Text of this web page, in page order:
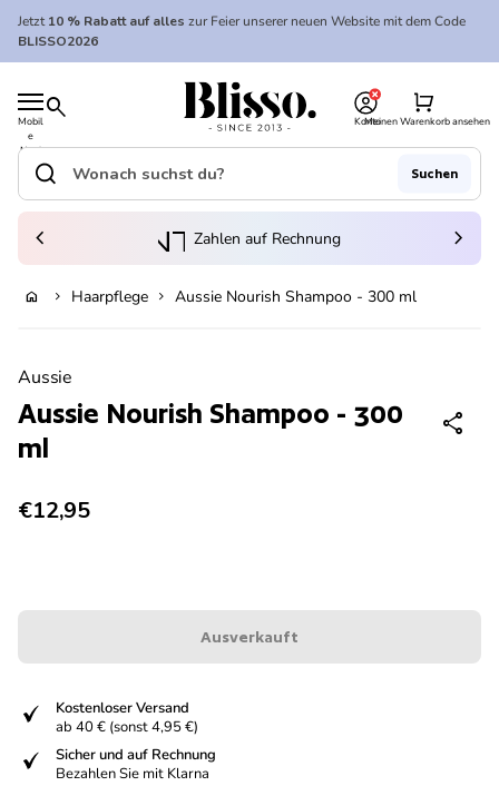
Ausverkauft
Zum Inhalt springen
Jetzt10 % Rabatt auf alles zur Feier unserer neuen Website mit dem Code
BLISSO2026
Mobil
e
Navi
gatio
search
Startseite
Konto
Meinen Warenkorb ansehen
shopping_cart
Startseite
Suche"
search Suchen
(Link öffnet in neuem Tab/Fenster)
Zahlen auf Rechnung
chevron_left chevron_right
home chevron_right Haarpflege chevron_right Aussie Nourish Shampoo - 300 ml
Aussie
Aussie Nourish Shampoo - 300
ml
share
Regulärer Preis
€12,95
Ausverkauft
Kostenloser Versand
ab 40 € (sonst 4,95 €)
Sicher und auf Rechnung
Bezahlen Sie mit Klarna